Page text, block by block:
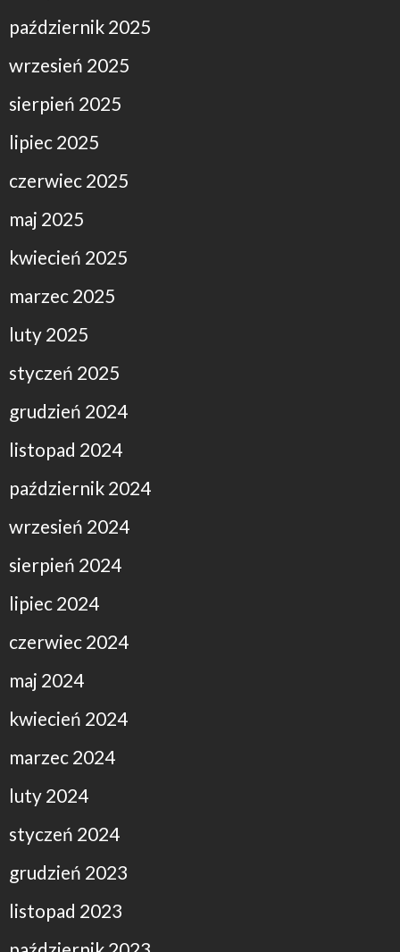
październik 2025
wrzesień 2025
sierpień 2025
lipiec 2025
czerwiec 2025
maj 2025
kwiecień 2025
marzec 2025
luty 2025
styczeń 2025
grudzień 2024
listopad 2024
październik 2024
wrzesień 2024
sierpień 2024
lipiec 2024
czerwiec 2024
maj 2024
kwiecień 2024
marzec 2024
luty 2024
styczeń 2024
grudzień 2023
listopad 2023